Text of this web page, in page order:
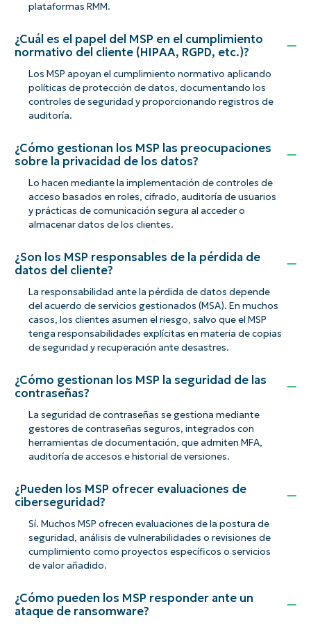
plataformas RMM.
¿Cuál es el papel del MSP en el cumplimiento
normativo del cliente (HIPAA, RGPD, etc.)?
Los MSP apoyan el cumplimiento normativo aplicando
políticas de protección de datos, documentando los
controles de seguridad y proporcionando registros de
auditoría.
¿Cómo gestionan los MSP las preocupaciones
sobre la privacidad de los datos?
Lo hacen mediante la implementación de controles de
acceso basados en roles, cifrado, auditoría de usuarios
y prácticas de comunicación segura al acceder o
almacenar datos de los clientes.
¿Son los MSP responsables de la pérdida de
datos del cliente?
La responsabilidad ante la pérdida de datos depende
del acuerdo de servicios gestionados (MSA). En muchos
casos, los clientes asumen el riesgo, salvo que el MSP
tenga responsabilidades explícitas en materia de copias
de seguridad y recuperación ante desastres.
¿Cómo gestionan los MSP la seguridad de las
contraseñas?
La seguridad de contraseñas se gestiona mediante
gestores de contraseñas seguros, integrados con
herramientas de documentación, que admiten MFA,
auditoría de accesos e historial de versiones.
¿Pueden los MSP ofrecer evaluaciones de
ciberseguridad?
Sí. Muchos MSP ofrecen evaluaciones de la postura de
seguridad, análisis de vulnerabilidades o revisiones de
cumplimiento como proyectos específicos o servicios
de valor añadido.
¿Cómo pueden los MSP responder ante un
ataque de ransomware?